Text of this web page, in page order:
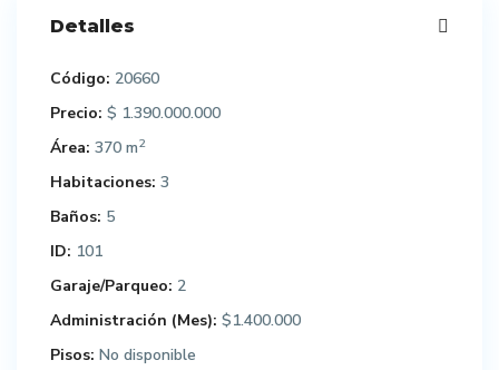
Detalles
Código: 20660
Precio: $ 1.390.000.000
Área: 370 m2
Habitaciones: 3
Baños: 5
ID: 101
Garaje/Parqueo: 2
Administración (Mes): $1.400.000
Pisos: No disponible